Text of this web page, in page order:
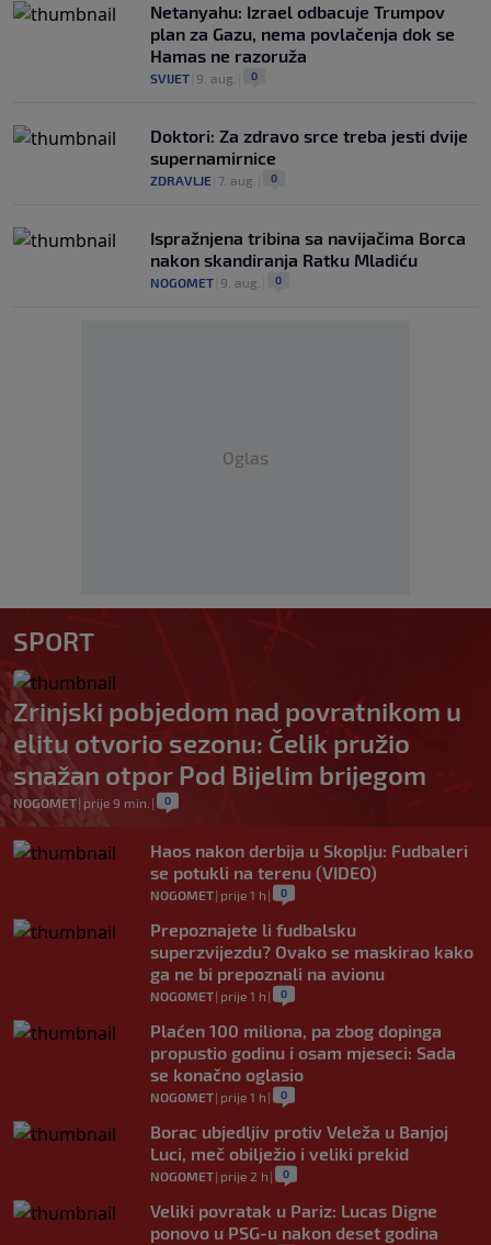
Netanyahu: Izrael odbacuje Trumpov
plan za Gazu, nema povlačenja dok se
Hamas ne razoruža
SVIJET 9. aug. 0
Doktori: Za zdravo srce treba jesti dvije
supernamirnice
ZDRAVLJE 7. aug. 0
Ispražnjena tribina sa navijačima Borca
nakon skandiranja Ratku Mladiću
NOGOMET 9. aug. 0
Oglas
SPORT
Zrinjski pobjedom nad povratnikom u
elitu otvorio sezonu: Čelik pružio
snažan otpor Pod Bijelim brijegom
NOGOMET| prije 9 min. | 0
Haos nakon derbija u Skoplju: Fudbaleri
se potukli na terenu (VIDEO)
NOGOMET| prije 1 h | 0
Prepoznajete li fudbalsku
superzvijezdu? Ovako se maskirao kako
ga ne bi prepoznali na avionu
NOGOMET| prije 1 h | 0
Plaćen 100 miliona, pa zbog dopinga
propustio godinu i osam mjeseci: Sada
se konačno oglasio
NOGOMET| prije 1 h | 0
Borac ubjedljiv protiv Veleža u Banjoj
Luci, meč obilježio i veliki prekid
NOGOMET| prije 2 h | 0
Veliki povratak u Pariz: Lucas Digne
ponovo u PSG-u nakon deset godina